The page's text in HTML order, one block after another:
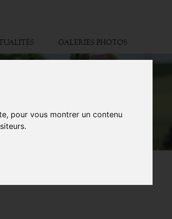
pour vous montrer un contenu
GALERIES PHOTOS